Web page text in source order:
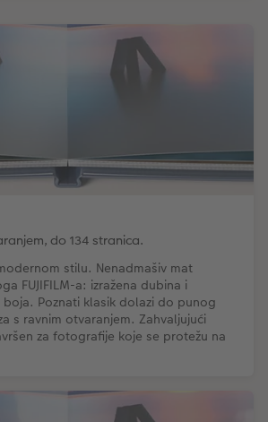
do 134 stranica.
stilu. Nenadmašiv mat
FUJIFILM-a: izražena dubina i
boja. Poznati klasik dolazi do punog
s ravnim otvaranjem. Zahvaljujući
za fotografije koje se protežu na